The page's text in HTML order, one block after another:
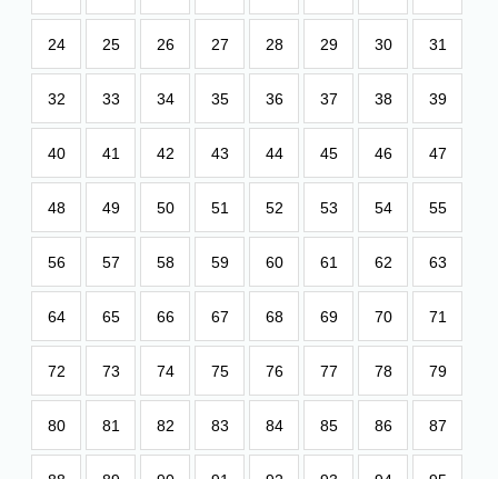
24 25 26 27 28 29 30 31
32 33 34 35 36 37 38 39
40 41 42 43 44 45 46 47
48 49 50 51 52 53 54 55
56 57 58 59 60 61 62 63
64 65 66 67 68 69 70 71
72 73 74 75 76 77 78 79
80 81 82 83 84 85 86 87